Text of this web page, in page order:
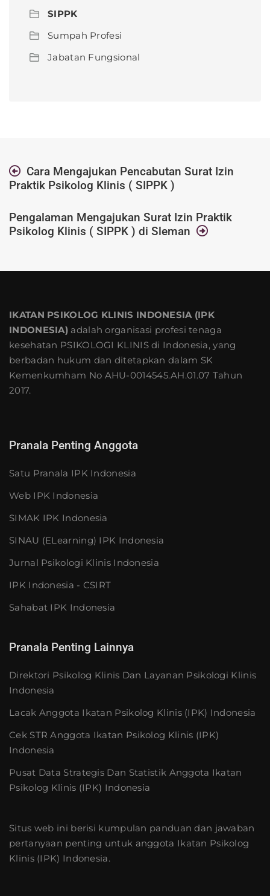
SIPPK
Sumpah Profesi
Jabatan Fungsional
Cara Mengajukan Pencabutan Surat Izin
Praktik Psikolog Klinis ( SIPPK )
Pengalaman Mengajukan Surat Izin Praktik
Psikolog Klinis ( SIPPK ) di Sleman
IKATAN PSIKOLOG KLINIS INDONESIA (IPK
INDONESIA) adalah organisasi profesi tenaga
kesehatan PSIKOLOGI KLINIS di Indonesia, yang
berbadan hukum dan ditetapkan dalam SK
Kemenkumham No AHU-0014545.AH.01.07 Tahun
2017.
Pranala Penting Anggota
Satu Pranala IPK Indonesia
Web IPK Indonesia
SIMAK IPK Indonesia
SINAU (eLearning) IPK Indonesia
Jurnal Psikologi Klinis Indonesia
IPK Indonesia - CSIRT
Sahabat IPK Indonesia
Pranala Penting Lainnya
Direktori Psikolog Klinis Dan Layanan Psikologi Klinis
Indonesia
Lacak Anggota Ikatan Psikolog Klinis (IPK) Indonesia
Cek STR Anggota Ikatan Psikolog Klinis (IPK)
Indonesia
Pusat Data Strategis Dan Statistik Anggota Ikatan
Psikolog Klinis (IPK) Indonesia
Situs web ini berisi kumpulan panduan dan jawaban
pertanyaan penting untuk anggota Ikatan Psikolog
Klinis (IPK) Indonesia.